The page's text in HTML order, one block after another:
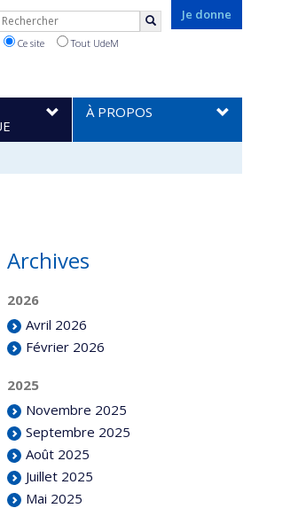
Je donne
Ce site Tout UdeM
À PROPOS
Archives
2026
Avril 2026
Février 2026
2025
Novembre 2025
Septembre 2025
Août 2025
Juillet 2025
Mai 2025